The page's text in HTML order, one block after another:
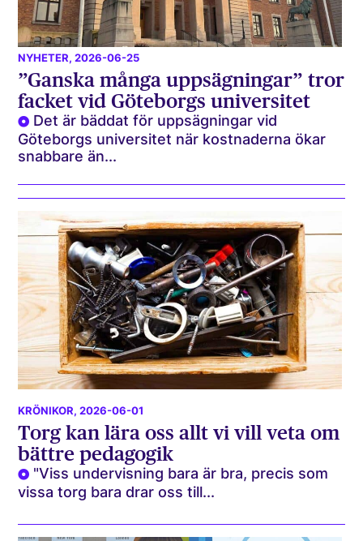
NYHETER, 2026-06-25
”Ganska många uppsägningar” tror
facket vid Göteborgs universitet
Det är bäddat för uppsägningar vid
Göteborgs universitet när kostnaderna ökar
snabbare än...
KRÖNIKOR, 2026-06-01
Torg kan lära oss allt vi vill veta om
bättre pedagogik
"Viss undervisning bara är bra, precis som
vissa torg bara drar oss till...